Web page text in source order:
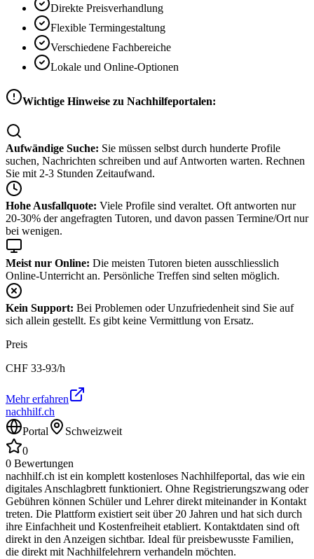
Direkte Preisverhandlung
Flexible Termingestaltung
Verschiedene Fachbereiche
Lokale und Online-Optionen
Wichtige Hinweise zu Nachhilfeportalen:
Aufwändige Suche: Sie müssen selbst durch hunderte Profile
suchen, Nachrichten schreiben und auf Antworten warten. Rechnen
Sie mit 2-3 Stunden Zeitaufwand.
Hohe Ausfallquote: Viele Profile sind veraltet. Oft antworten nur
20-30% der angefragten Tutoren, und davon passen Termine/Ort nur
bei wenigen.
Meist nur Online: Die meisten Tutoren bieten ausschliesslich
Online-Unterricht an. Persönliche Treffen sind selten möglich.
Kein Support: Bei Problemen oder Unzufriedenheit sind Sie auf
sich allein gestellt. Es gibt keine Vermittlung von Ersatz.
Preis
CHF 33-93/h
Mehr erfahren
nachhilf.ch
Portal
Schweizweit
0
0 Bewertungen
nachhilf.ch ist ein komplett kostenloses Nachhilfeportal, das wie ein
digitales Anschlagbrett funktioniert. Ohne Registrierungszwang oder
Gebühren können Schüler und Lehrer direkt miteinander in Kontakt
treten. Die Plattform existiert seit über 20 Jahren und hat sich durch
ihre Einfachheit und Kostenfreiheit etabliert. Kontaktdaten sind oft
direkt in den Anzeigen sichtbar. Ideal für preisbewusste Familien,
die direkt mit Nachhilfelehrern verhandeln möchten.